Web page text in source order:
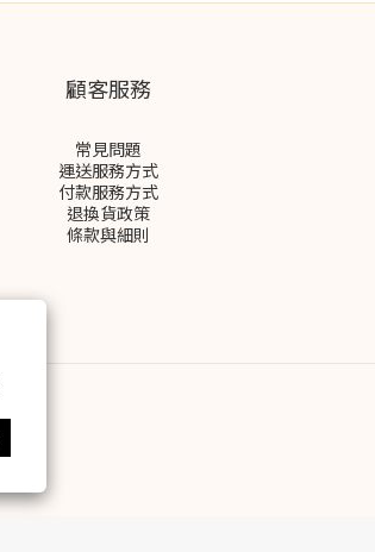
顧客服務
常見問題
運送服務方式
付款服務方式
退換貨政策
條款與細則